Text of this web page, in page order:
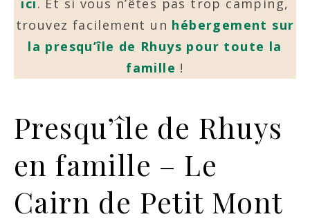
trouvez facilement un hébergement sur
la presqu’île de Rhuys pour toute la
famille !
Presqu’île de Rhuys
en famille – Le
Cairn de Petit Mont